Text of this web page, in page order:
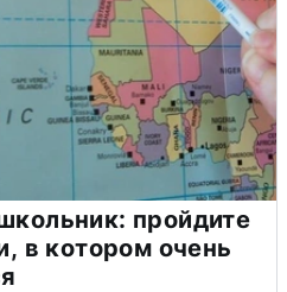
пройдите
в котором очень